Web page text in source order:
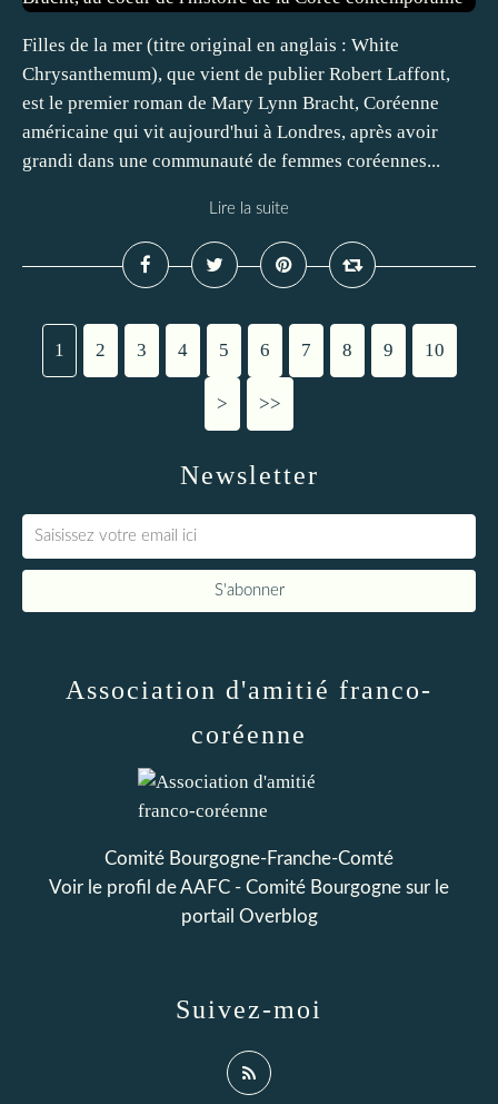
Filles de la mer (titre original en anglais : White
Chrysanthemum), que vient de publier Robert Laffont,
est le premier roman de Mary Lynn Bracht, Coréenne
américaine qui vit aujourd'hui à Londres, après avoir
grandi dans une communauté de femmes coréennes...
Lire la suite
1 2 3 4 5 6 7 8 9 10
> >>
Newsletter
Association d'amitié franco-
coréenne
Comité Bourgogne-Franche-Comté
Voir le profil deAAFC - Comité Bourgogne sur le
portail Overblog
Suivez-moi